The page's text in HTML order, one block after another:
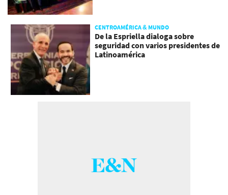
CENTROAMÉRICA & MUNDO
De la Espriella dialoga sobre
seguridad con varios presidentes de
Latinoamérica